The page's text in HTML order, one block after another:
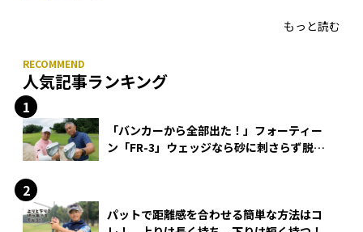
もっと読む
人気記事ランキング
「バンカーから全部出た！」フォーティー
ン「FR-3」ウェッジなら砂に刺さらず脱出
パットで距離感を合わせる簡単な方法はコ